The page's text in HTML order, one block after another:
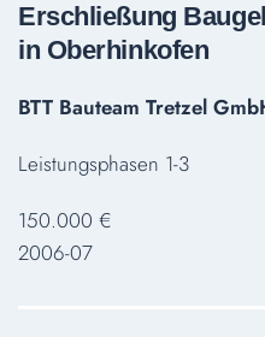
Erschließung
in Oberhinkofen
BTT Bauteam Tretzel
Leistungsphasen 1-3
150.000 €
2006-07